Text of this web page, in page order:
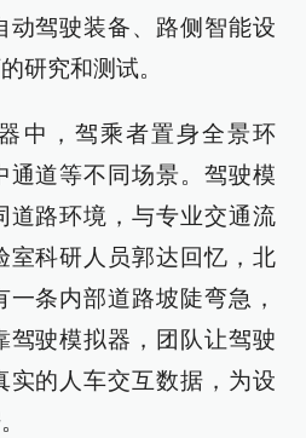
动驾驶装备、路侧智能设
研究和测试。
中，驾乘者置身全景环
通道等不同场景。驾驶模
道路环境，与专业交通流
室科研人员郭达回忆，北
条内部道路坡陡弯急，
驾驶模拟器，团队让驾驶
实的人车交互数据，为设